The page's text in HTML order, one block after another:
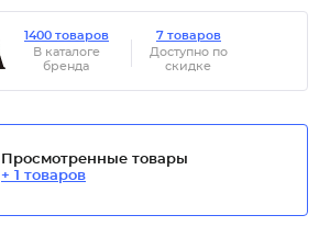
1400 товаров
В каталоге
бренда
7 товаров
Доступно по
скидке
Просмотренные товары
+ 1 товаров